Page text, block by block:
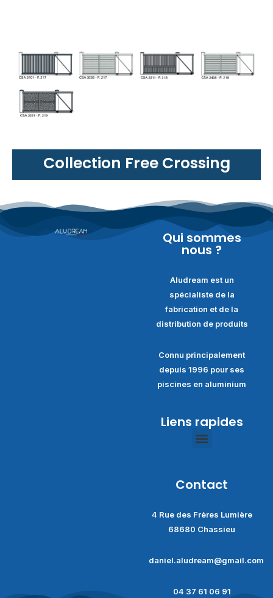
Collection Free Crossing
Qui sommes
nous ?
Aludream est un
spécialiste de la
fabrication et de la
distribution de produits
Connu principalement
depuis 1996 pour ses
piscines en aluminium
Liens rapides
Contact
4 Rue des Frères Lumière
68680 Chassieu
daniel.aludream@gmail.com
04 37 61 06 91